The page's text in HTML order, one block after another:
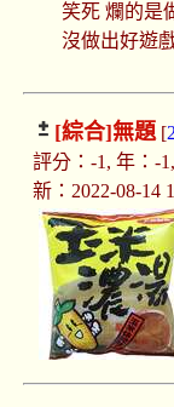
笑死 爛的是
沒做出好遊
[綜合]無題[
評分：-1, 年：-
新：2022-08-14